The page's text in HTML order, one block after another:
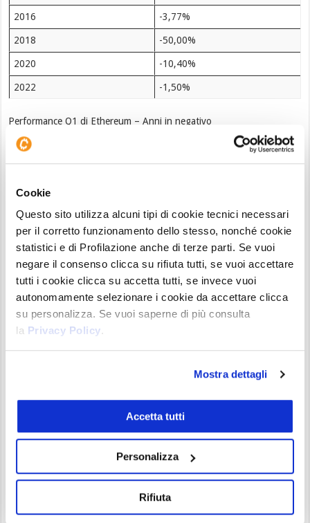
Cookie
Questo sito utilizza alcuni tipi di cookie tecnici necessari
per il corretto funzionamento dello stesso, nonché cookie
statistici e di Profilazione anche di terze parti. Se vuoi
negare il consenso clicca su rifiuta tutti, se vuoi accettare
tutti i cookie clicca su accetta tutti, se invece vuoi
autonomamente selezionare i cookie da accettare clicca
su personalizza. Se vuoi saperne di più consulta
la Privacy Policy.
Mostra dettagli
Accetta tutti
Personalizza
Rifiuta
2016 -3,77%
2018 -50,00%
2020 -10,40%
2022 -1,50%
Performance Q1 di Ethereum – Anni in negativo
In due
— 2018 e 2022 —
quando ETH ha chiuso il Q1 in negativo, ha poi
rispettivamente con -82% e -67%.
Panoramica grafica mensile di
Ethereum
Sulgrafico monthlyè visibile la panoramica
storica del prezzo di Ethereum, da cui si evidenzia
lafase di debolezza di lungo periodo. Durante il
2024, si era avviato un primo tentativo di
recupero, poi corretto a maggio. Il rally osservato
a novembre si è esaurito già a dicembre con il